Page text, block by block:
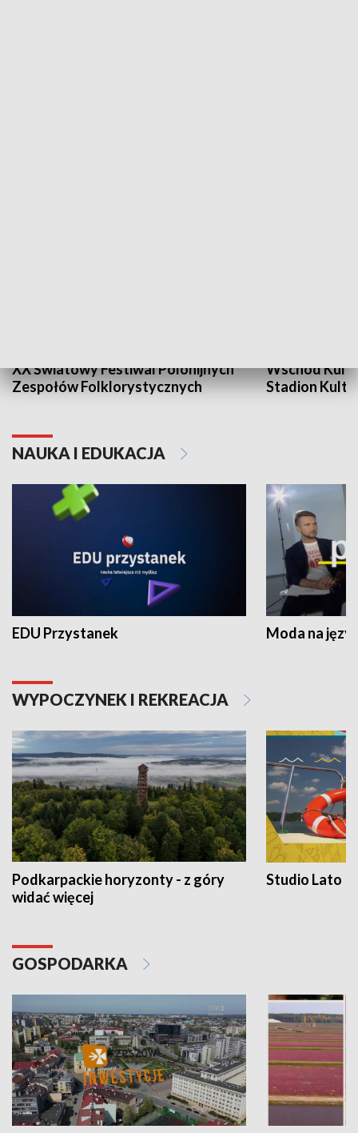
XX Światowy Festiwal Polonijnych
Zespołów Folklorystycznych
Wschód
Stadion
NAUKA I EDUKACJA
EDU Przystanek Moda na
WYPOCZYNEK I REKREACJA
Podkarpackie horyzonty - z góry
widać więcej
Studio Lato
GOSPODARKA